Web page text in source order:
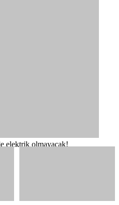
elektrik olmayacak!